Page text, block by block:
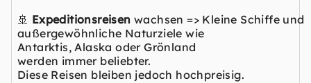
🚢 Expeditionsreisenwachsen => Kleine Schiffe und
außergewöhnliche Naturziele wie
Antarktis, Alaska oderGrönland
werden immer beliebter.
Diese Reisen bleiben jedoch hochpreisig.